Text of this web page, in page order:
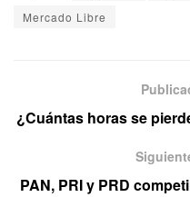
Mercado Libre
¿Cuántas horas se
PAN, PRI y PRD